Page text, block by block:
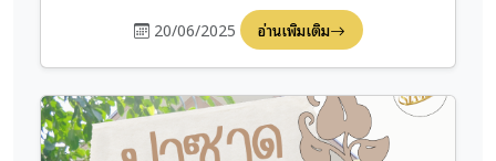
20/06/2025 อ่านเพิ่มเติม